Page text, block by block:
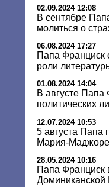
02.09.2024 12:08
В сентябре
молиться о
06.08.2024 17:27
Папа Франциск
роли
01.08.2024 14:04
В августе Папа
политических
12.07.2024 10:53
5 августа Папа
Мария-Маджоре
28.05.2024 10:16
Папа Франциск
Доминиканской